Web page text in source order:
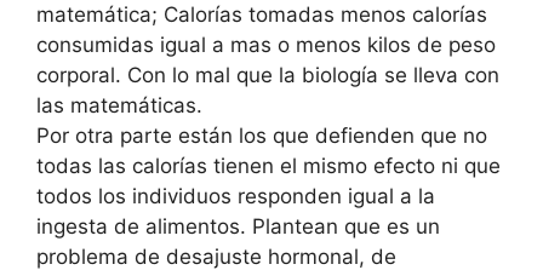
matemática; Calorías tomadas menos calorías
consumidas igual a mas o menos kilos de peso
corporal. Con lo mal que la biología se lleva con
las matemáticas.
Por otra parte están los que defienden que no
todas las calorías tienen el mismo efecto ni que
todos los individuos responden igual a la
ingesta de alimentos. Plantean que es un
problema de desajuste hormonal, de